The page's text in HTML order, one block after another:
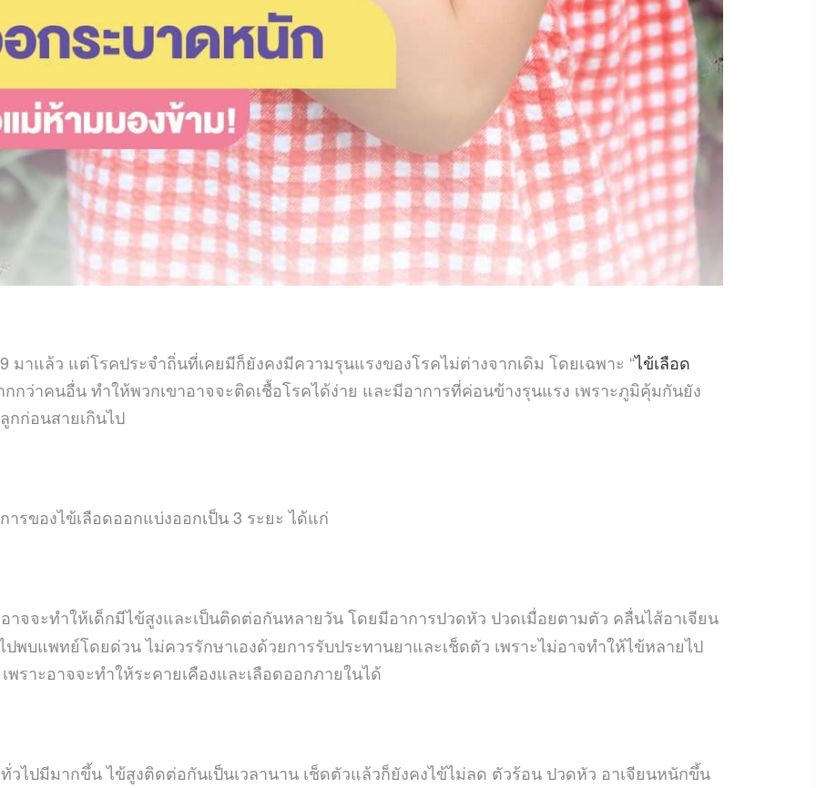
มาแล้ว แต่โรคประจำถิ่นที่เคยมีก็ยังคงมีความรุนแรงของโรคไม่ต่างจากเดิม โดยเฉพาะ “ไข้เลือด
กกว่าคนอื่น ทำให้พวกเขาอาจจะติดเชื้อโรคได้ง่าย และมีอาการที่ค่อนข้างรุนแรง เพราะภูมิคุ้มกันยัง
กก่อนสายเกินไป
รของไข้เลือดออกแบ่งออกเป็น 3 ระยะ ได้แก่
าจจะทำให้เด็กมีไข้สูงและเป็นติดต่อกันหลายวัน โดยมีอาการปวดหัว ปวดเมื่อยตามตัว คลื่นไส้อาเจียน
พบแพทย์โดยด่วน ไม่ควรรักษาเองด้วยการรับประทานยาและเช็ดตัว เพราะไม่อาจทำให้ไข้หลายไป
ราะอาจจะทำให้ระคายเคืองและเลือดออกภายในได้
วไปมีมากขึ้น ไข้สูงติดต่อกันเป็นเวลานาน เช็ดตัวแล้วก็ยังคงไข้ไม่ลด ตัวร้อน ปวดหัว อาเจียนหนักขึ้น